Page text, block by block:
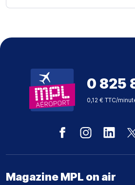
0 825
0,12 € TTC/
Magazine MPL on air